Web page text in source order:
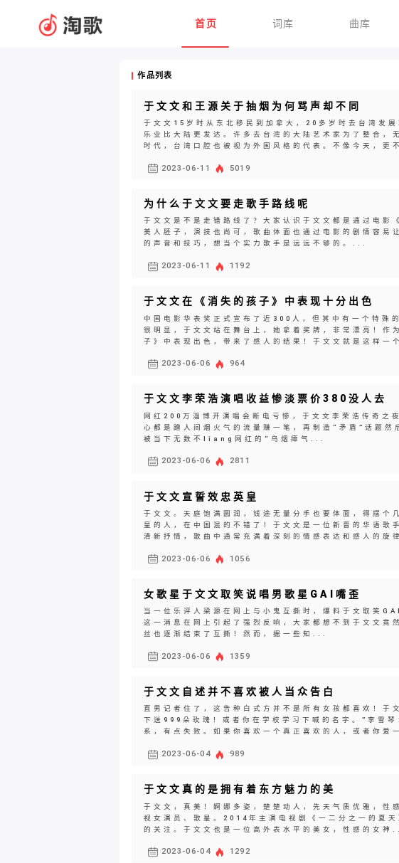
首页 词库 曲库
作品列表
于文文和王源关于抽烟为何骂声却不同
于文文15岁时从东北移民到加拿大，20多岁时去台湾发
乐业比大陆更发达。许多去台湾的大陆艺术家为了整合，
时代，台湾口腔也被视为外国风格的代表。不像今天，更
2023-06-11 5019
为什么于文文要走歌手路线呢
于文文是不是走错路线了？大家认识于文文都是通过电影
美人胚子，演技也尚可，歌曲体面也通过电影的剧情容易
的声音和技巧，想当个实力歌手是远远不够的。...
2023-06-11 1192
于文文在《消失的孩子》中表现十分出色
中国电影华表奖正式宣布了近300人，但其中有一个特殊
很明显，于文文站在舞台上，她拿着奖牌，非常漂亮！作
子》中表现出色，带来了感人的结果！于文文就是这样一
2023-06-06 964
于文文李荣浩演唱收益惨淡票价380没人去
网红200万淄博开演唱会断电亏惨，于文文李荣浩传奇之
心都是蹭人间烟火气的流量赚一笔，再制造“矛盾”话题
被当下无数不liang网红的“乌烟瘴气...
2023-06-06 2811
于文文宣誓效忠英皇
于文文。天庭饱满圆润，钱途无量分手也要体面，得摆个
皇的人，在中国混的不错了！于文文是一位新晋的华语歌
清新抒情，歌曲中通常充满着深刻的情感表达和感人的旋
2023-06-06 1056
女歌星于文文取笑说唱男歌星GAI嘴歪
当一位乐评人梁源在网上与小鬼互撕时，爆料于文取笑
这一消息在网上引起了强烈反响，大家都想不到于文文竟
丝也逐渐结束了互撕！然而，据一些知...
2023-06-06 1359
于文文自述并不喜欢被人当众告白
直男记者住了，这告种白式方并不是所有女孩都喜欢！于
下送999朵玫瑰！或者你在学校学习下喊的名字。”李雪
系，有点失败。如果你喜欢一个真正喜欢的人，或者你爱
2023-06-04 989
于文文真的是拥有着东方魅力的美
于文文，真美！婀娜多姿，楚楚动人，先天气质优雅，
视女演员、歌星。2014年主演电视剧《一二分之一的夏
的关注。于文文也是一位高外表水平的美女，性感的女神
2023-06-04 1292